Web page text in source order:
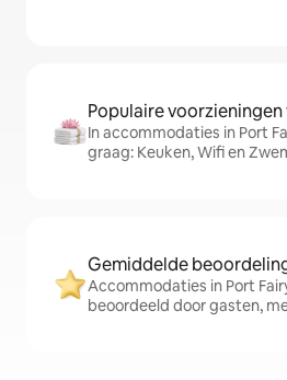
Populaire
In accommodaties in Port
graag: Keuken, Wifi en
Gemiddelde
Accommodaties in Port
beoordeeld door gasten,